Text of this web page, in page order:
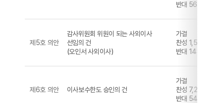
반대 566,878
제5호 의안
감사위원회 위원이 되는 사외이사
선임의 건
(오인서 사외이사)
가결
찬성 1,518,338
반대 148,644
제6호 의안 이사보수한도 승인의 건
가결
찬성 7,209,103
반대 549,337